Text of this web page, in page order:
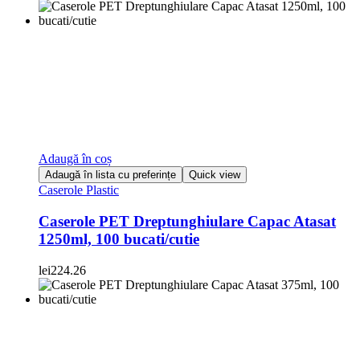
Adaugă în coș
Adaugă în lista cu preferințe Quick view
Caserole Plastic
Caserole PET Dreptunghiulare Capac Atasat
1250ml, 100 bucati/cutie
lei224.26